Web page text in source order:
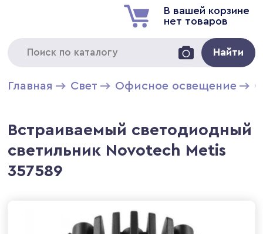
В вашей корзине
нет товаров
Найти
Главная Свет Офисное освещение
Встраиваемый светодиодный
светильник Novotech Metis
357589